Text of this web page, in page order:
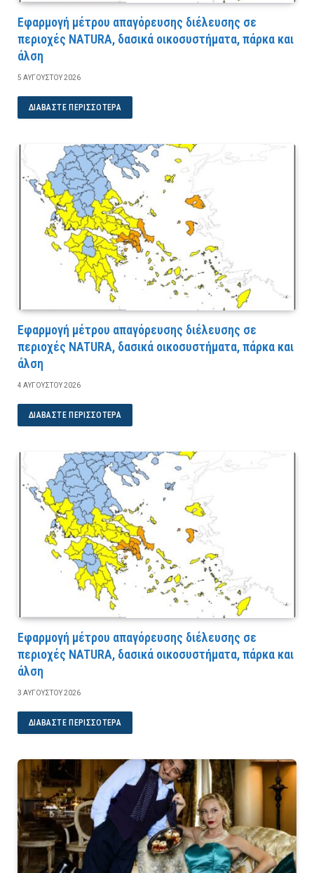
Εφαρμογή μέτρου απαγόρευσης διέλευσης σε
περιοχές NATURA, δασικά οικοσυστήματα, πάρκα και
άλση
5 ΑΥΓΟΎΣΤΟΥ 2026
ΔΙΑΒΆΣΤΕ ΠΕΡΙΣΣΌΤΕΡΑ
Εφαρμογή μέτρου απαγόρευσης διέλευσης σε
περιοχές NATURA, δασικά οικοσυστήματα, πάρκα και
άλση
4 ΑΥΓΟΎΣΤΟΥ 2026
ΔΙΑΒΆΣΤΕ ΠΕΡΙΣΣΌΤΕΡΑ
Εφαρμογή μέτρου απαγόρευσης διέλευσης σε
περιοχές NATURA, δασικά οικοσυστήματα, πάρκα και
άλση
3 ΑΥΓΟΎΣΤΟΥ 2026
ΔΙΑΒΆΣΤΕ ΠΕΡΙΣΣΌΤΕΡΑ